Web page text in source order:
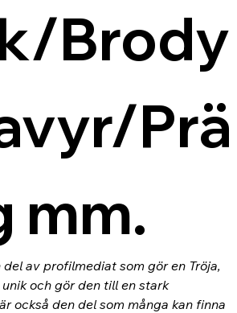
Brody
Prä
mm.
av profilmediat som gör en Tröja,
och gör den till en stark
också den del som många kan finna